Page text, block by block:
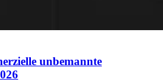
unbemannte